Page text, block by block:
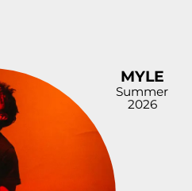
MYLE
Summer
2026